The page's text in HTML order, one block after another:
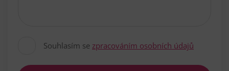
Souhlasím se zpracováním osobních údajů